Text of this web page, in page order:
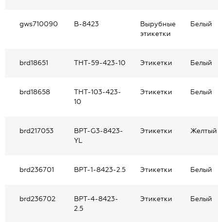
gws710090 В-8423
Вырубные
этикетки
Белый
brd18651 THT-59-423-10 Этикетки Белый
brd18658
THT-103-423-
10
Этикетки Белый
brd217053
BPT-G3-8423-
YL
Этикетки Желтый
brd236701 BPT-1-8423-2.5 Этикетки Белый
brd236702
BPT-4-8423-
2.5
Этикетки Белый